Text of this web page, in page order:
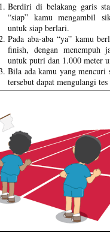
Berdiri di belakang garis
“siap” kamu mengambil
untuk siap berlari.
Pada aba-aba “ya” kamu
finish, dengan menempuh
untuk putri dan 1.000 meter
Bila ada kamu yang mencuri
tersebut dapat mengulangi tes